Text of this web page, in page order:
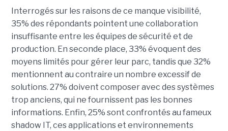
Interrogés sur les raisons de ce manque visibilité,
35% des répondants pointent une collaboration
insuffisante entre les équipes de sécurité et de
production. En seconde place, 33% évoquent des
moyens limités pour gérer leur parc, tandis que 32%
mentionnent au contraire un nombre excessif de
solutions. 27% doivent composer avec des systèmes
trop anciens, qui ne fournissent pas les bonnes
informations. Enfin, 25% sont confrontés au fameux
shadow IT, ces applications et environnements